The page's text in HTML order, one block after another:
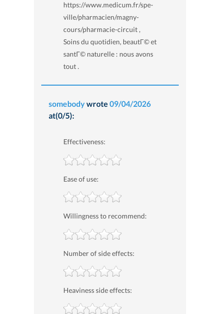
https://www.medicum.fr/spe-
ville/pharmacien/magny-
cours/pharmacie-circuit ,
Soins du quotidien, beautГ© et
santГ© naturelle : nous avons
tout .
somebodywrote 09/04/2026
at(0/5):
Effectiveness:
Ease of use:
Willingness to recommend:
Number of side effects:
Heaviness side effects: